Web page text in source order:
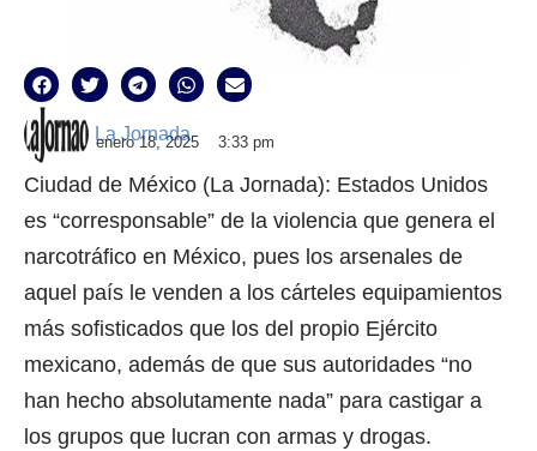
La Jornada
enero 18, 2025 3:33 pm
Ciudad de México (La Jornada): Estados Unidos
es “corresponsable” de la violencia que genera el
narcotráfico en México, pues los arsenales de
aquel país le venden a los cárteles equipamientos
más sofisticados que los del propio Ejército
mexicano, además de que sus autoridades “no
han hecho absolutamente nada” para castigar a
los grupos que lucran con armas y drogas.